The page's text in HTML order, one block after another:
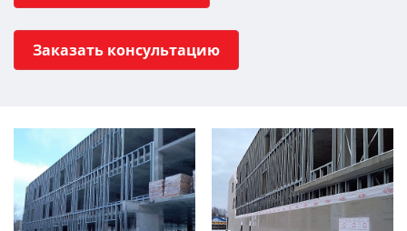
Заказать консультацию